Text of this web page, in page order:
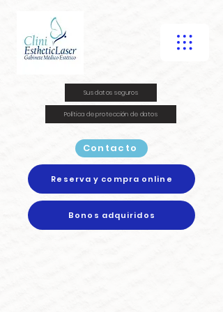
Contacto
Sus datos seguros
Política de protección de datos
Reserva y compra online
Bonos adquiridos